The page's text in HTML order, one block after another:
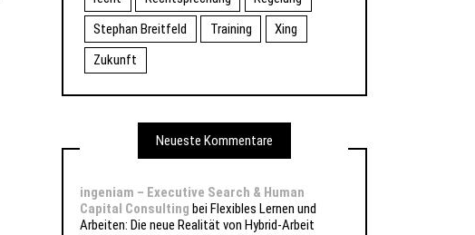
Stephan Breitfeld
Training
Xing
Zukunft
Neueste Kommentare
ingeniam – Executive Search & Human
Capital Consulting bei Flexibles Lernen und
Arbeiten: Die neue Realität von Hybrid-Arbeit